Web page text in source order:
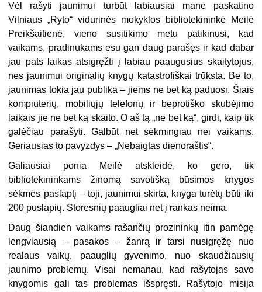
Vėl rašyti jaunimui turbūt labiausiai mane paskatino
Vilniaus „Ryto“ vidurinės mokyklos bibliotekininkė Meilė
Preikšaitienė, vieno susitikimo metu patikinusi, kad
vaikams, pradinukams esu gan daug parašęs ir kad dabar
jau pats laikas atsigręžti į labiau paaugusius skaitytojus,
nes jaunimui originalių knygų katastrofiškai trūksta. Be to,
jaunimas tokia jau publika – jiems ne bet ką paduosi. Šiais
kompiuterių, mobiliųjų telefonų ir beprotiško skubėjimo
laikais jie ne bet ką skaito. O aš tą „ne bet ką“, girdi, kaip tik
galėčiau parašyti. Galbūt net sėkmingiau nei vaikams.
Geriausias to pavyzdys – „Nebaigtas dienoraštis“.
Galiausiai ponia Meilė atskleidė, ko gero, tik
bibliotekininkams žinomą savotišką būsimos knygos
sėkmės paslaptį – toji, jaunimui skirta, knyga turėtų būti iki
200 puslapių. Storesnių paaugliai net į rankas neima.
Daug šiandien vaikams rašančių prozininkų itin pamėgę
lengviausią – pasakos – žanrą ir tarsi nusigręžę nuo
realaus vaikų, paauglių gyvenimo, nuo skaudžiausių
jaunimo problemų. Visai nemanau, kad rašytojas savo
knygomis gali tas problemas išspręsti. Rašytojo misija